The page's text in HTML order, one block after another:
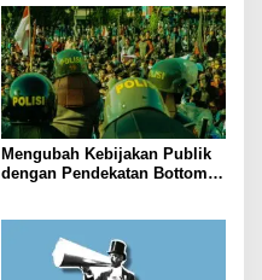
Mengubah Kebijakan Publik
dengan Pendekatan Bottom-